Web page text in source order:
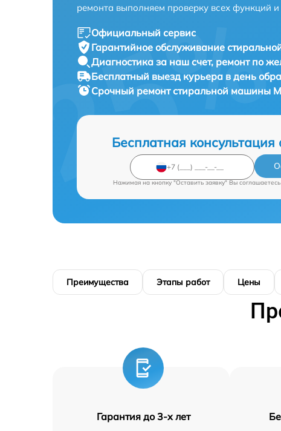
ремонта выполняем проверку всех функций
Официальный сервис
Гарантийное обслуживание
Диагностика за наш счет, ремонт по
Бесплатный выезд курьера в день
Срочный ремонтстиральной машины
Бесплатная
Нажимая на кнопку "Оставить заявку" Вы
Преимущества Этапы работ Цены
Гарантия до 3-х лет